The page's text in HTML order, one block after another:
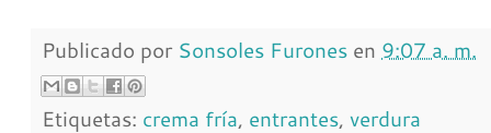
Publicado por Sonsoles Furones en 9:07 a. m.
Etiquetas: crema fría, entrantes, verdura